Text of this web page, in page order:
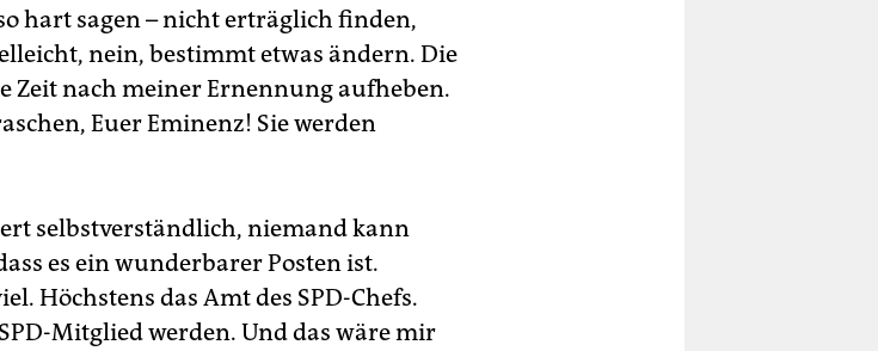
hart sagen – nicht erträglich finden,
nein, bestimmt etwas ändern. Die
Zeit nach meiner Ernennung aufheben.
Euer Eminenz! Sie werden
selbstverständlich, niemand kann
es ein wunderbarer Posten ist.
Höchstens das Amt des SPD-Chefs.
Mitglied werden. Und das wäre mir